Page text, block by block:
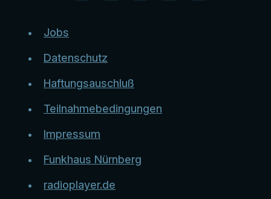
Jobs
Datenschutz
Haftungsauschluß
Teilnahmebedingungen
Impressum
Funkhaus Nürnberg
radioplayer.de